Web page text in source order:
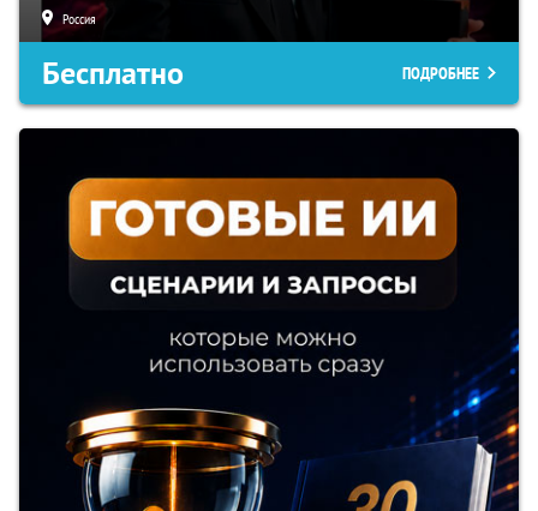
Россия
Бесплатно ПОДРОБНЕЕ